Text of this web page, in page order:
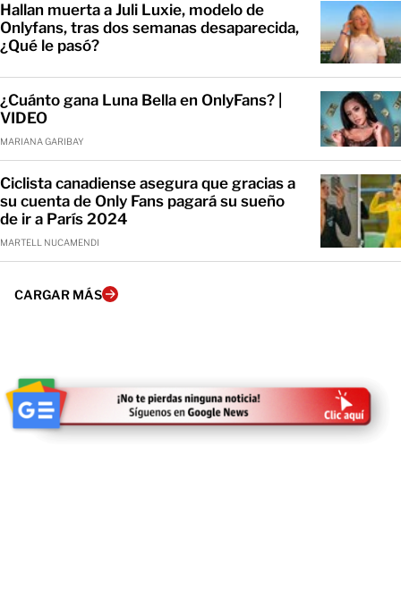
Hallan muerta a Juli Luxie, modelo de
Onlyfans, tras dos semanas desaparecida,
¿Qué le pasó?
¿Cuánto gana Luna Bella en OnlyFans? |
VIDEO
MARIANA GARIBAY
Ciclista canadiense asegura que gracias a
su cuenta de Only Fans pagará su sueño
de ir a París 2024
MARTELL NUCAMENDI
CARGAR MÁS